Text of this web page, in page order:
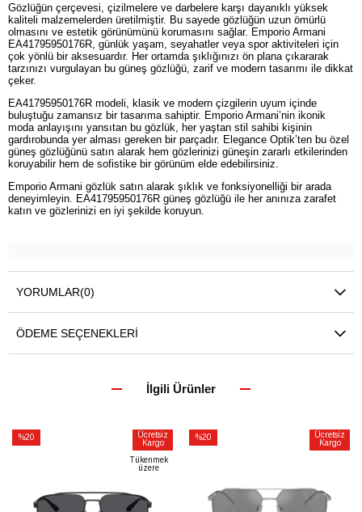
Gözlüğün çerçevesi, çizilmelere ve darbelere karşı dayanıklı yüksek
kaliteli malzemelerden üretilmiştir. Bu sayede gözlüğün uzun ömürlü
olmasını ve estetik görünümünü korumasını sağlar. Emporio Armani
EA41795950176R, günlük yaşam, seyahatler veya spor aktiviteleri için
çok yönlü bir aksesuardır. Her ortamda şıklığınızı ön plana çıkararak
tarzınızı vurgulayan bu güneş gözlüğü, zarif ve modern tasarımı ile dikkat
çeker.
EA41795950176R modeli, klasik ve modern çizgilerin uyum içinde
buluştuğu zamansız bir tasarıma sahiptir. Emporio Armani’nin ikonik
moda anlayışını yansıtan bu gözlük, her yaştan stil sahibi kişinin
gardırobunda yer alması gereken bir parçadır. Elegance Optik’ten bu özel
güneş gözlüğünü satın alarak hem gözlerinizi güneşin zararlı etkilerinden
koruyabilir hem de sofistike bir görünüm elde edebilirsiniz.
Emporio Armani gözlük satın alarak şıklık ve fonksiyonelliği bir arada
deneyimleyin. EA41795950176R güneş gözlüğü ile her anınıza zarafet
katın ve gözlerinizi en iyi şekilde koruyun.
YORUMLAR(0)
ÖDEME SEÇENEKLERI
İlgili Ürünler
%20
Ücretsiz
Kargo
Tükenmek
üzere
%20
Ücretsiz
Kargo